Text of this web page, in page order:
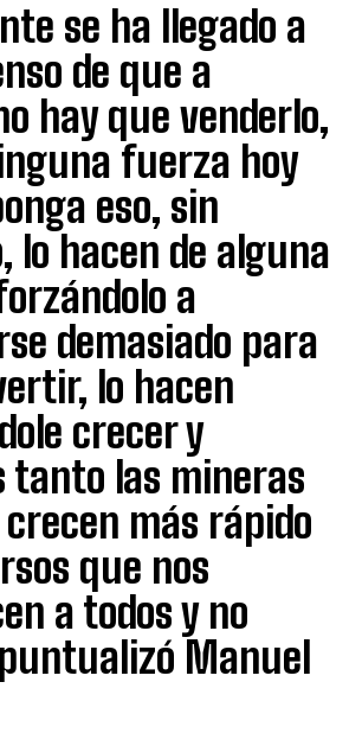
se ha llegado a
de que a
hay que venderlo,
fuerza hoy
eso, sin
lo hacen de alguna
a
demasiado para
lo hacen
crecer y
tanto las mineras
más rápido
que nos
a todos y no
Manuel